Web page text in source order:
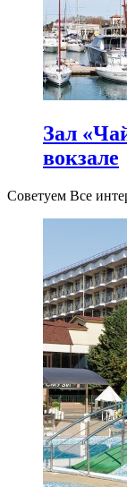
Зал
вокзале
Советуем Все